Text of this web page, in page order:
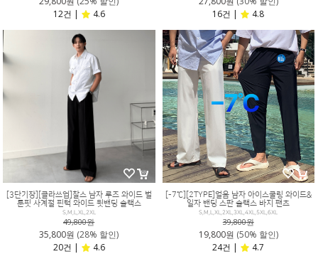
12건 |
4.6
16건 |
4.8
[3단기장][클라쓰업]찰스 남자 루즈 와이드 벌
룬핏 사계절 핀턱 와이드 뒷밴딩 슬랙스
S,M,L,XL,2XL
49,800원
35,800원 (28% 할인)
20건 |
4.6
[-7℃][2TYPE]얼음 남자 아이스쿨링 와이드&
일자 밴딩 스판 슬랙스 바지 팬츠
S,M,L,XL,2XL,3XL,4XL,5XL,6XL
39,800원
19,800원 (50% 할인)
24건 |
4.7